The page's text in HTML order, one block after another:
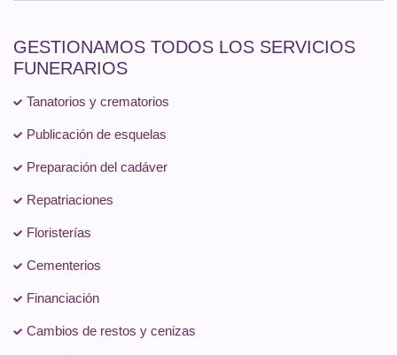
GESTIONAMOS TODOS LOS SERVICIOS
FUNERARIOS
Tanatorios y crematorios
Publicación de esquelas
Preparación del cadáver
Repatriaciones
Floristerías
Cementerios
Financiación
Cambios de restos y cenizas